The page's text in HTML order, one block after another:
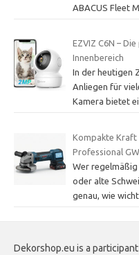
ABACUS Fleet
EZVIZ C6N –
Innenbereich
In der heutigen
Anliegen für
Kamera bietet
Kompakte Kraft
Professional
Wer
oder alte
genau, wie
Dekorshop.eu is a